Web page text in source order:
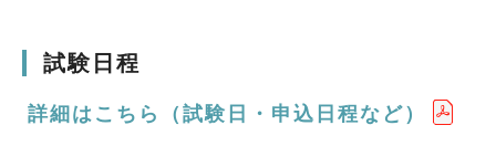
試験日程
詳細はこちら（試験日・申込日程など）